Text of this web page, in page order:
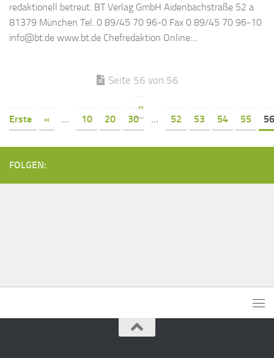
redaktionell betreut. BT Verlag GmbH Aidenbachstraße 52 a
81379 München Tel. 0 89/45 70 96-0 Fax 0 89/45 70 96-10
info@bt.de www.bt.de Chefredaktion Online:...
Seite 56 von 56
«
Erste
« ... 10 20 30 ... 52 53 54 55 56
FOLGEN: